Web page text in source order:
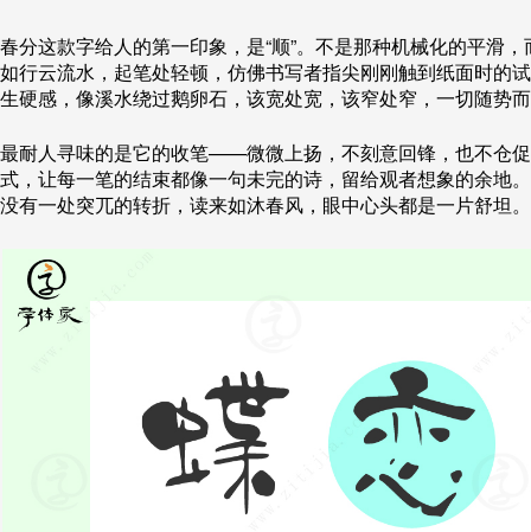
春分这款字给人的第一印象，是“顺”。不是那种机械化的平滑
如行云流水，起笔处轻顿，仿佛书写者指尖刚刚触到纸面时的
生硬感，像溪水绕过鹅卵石，该宽处宽，该窄处窄，一切随势
最耐人寻味的是它的收笔——微微上扬，不刻意回锋，也不仓促
式，让每一笔的结束都像一句未完的诗，留给观者想象的余地
没有一处突兀的转折，读来如沐春风，眼中心头都是一片舒坦。